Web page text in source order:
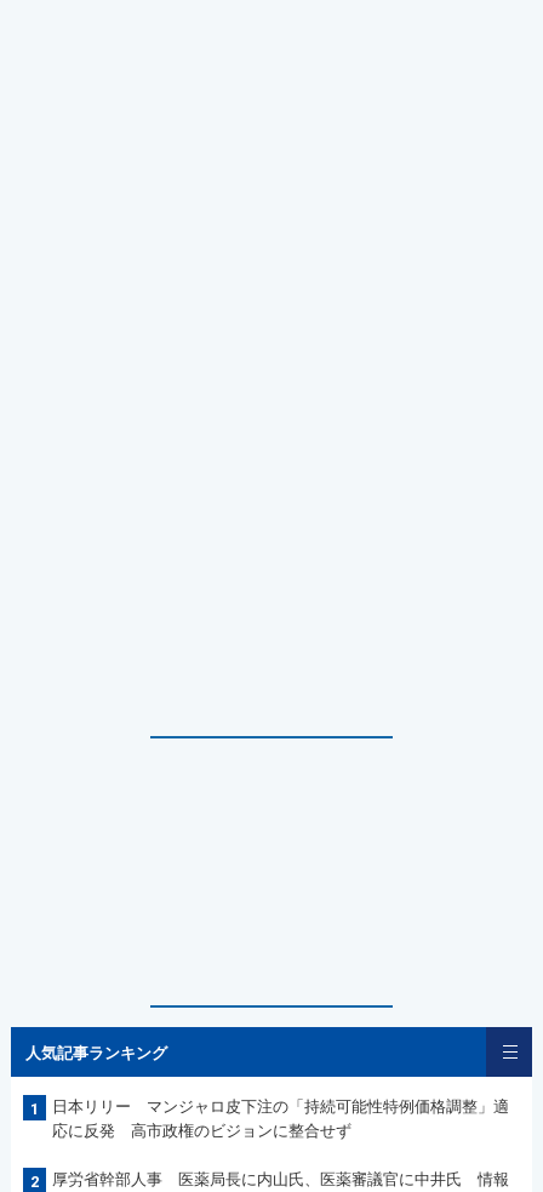
人気記事ランキング
1
日本リリー マンジャロ皮下注の「持続可能性特例価格調整」適
応に反発 高市政権のビジョンに整合せず
2
厚労省幹部人事 医薬局長に内山氏、医薬審議官に中井氏 情報